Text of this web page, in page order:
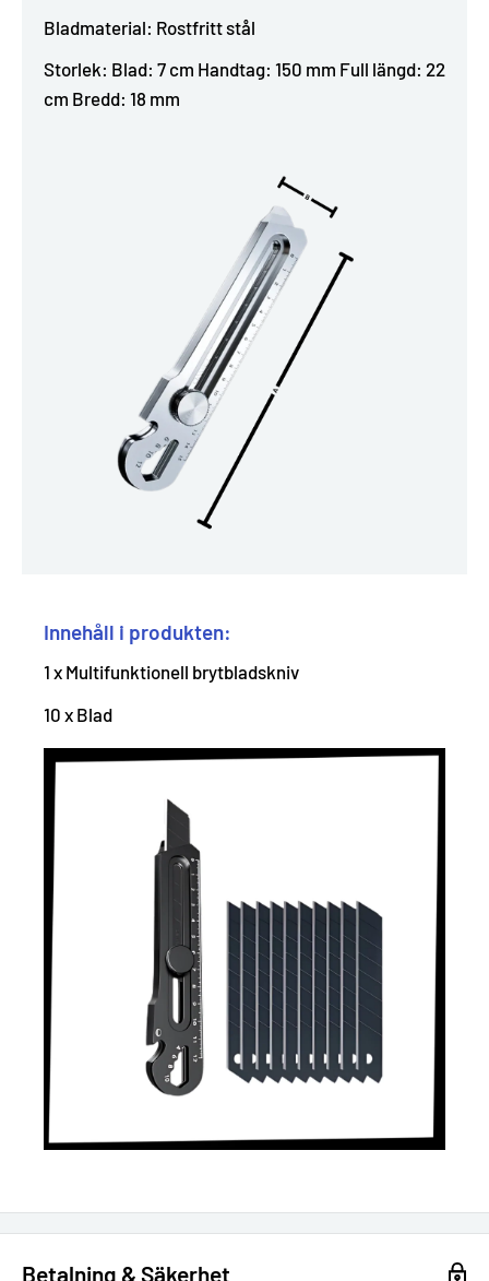
Bladmaterial: Rostfritt stål
Storlek: Blad: 7 cm Handtag: 150 mm Full längd: 22
cm Bredd: 18 mm
Innehåll i produkten:
1 x Multifunktionell brytbladskniv
10 x Blad
Betalning & Säkerhet